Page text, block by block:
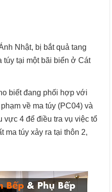
Nhật, bị bắt quả tang
túy tại một bãi biển ở Cát
biết đang phối hợp với
về ma túy (PC04) và
vực 4 để điều tra vụ việc tổ
ma túy xảy ra tại thôn 2,